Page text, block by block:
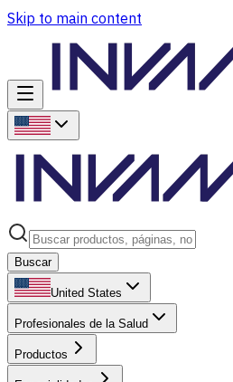
Skip to main content
Buscar
United States
Profesionales de la Salud
Productos